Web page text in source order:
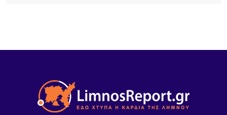
Για δεύτερη φορά φέτος ο Χρήστος Νέζος στη
Λήμνο – Οι φημισμένες «Μακαρόνες στς
Αγκαριώνες» ταξιδεύουν σε όλη την Ελλάδα